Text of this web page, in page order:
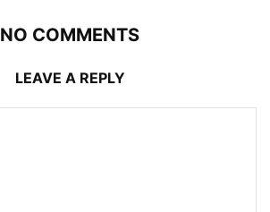
NO COMMENTS
LEAVE A REPLY